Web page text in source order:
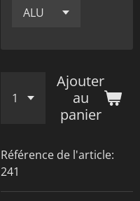
Ajouter
au
panier
Référence de l'article:
241